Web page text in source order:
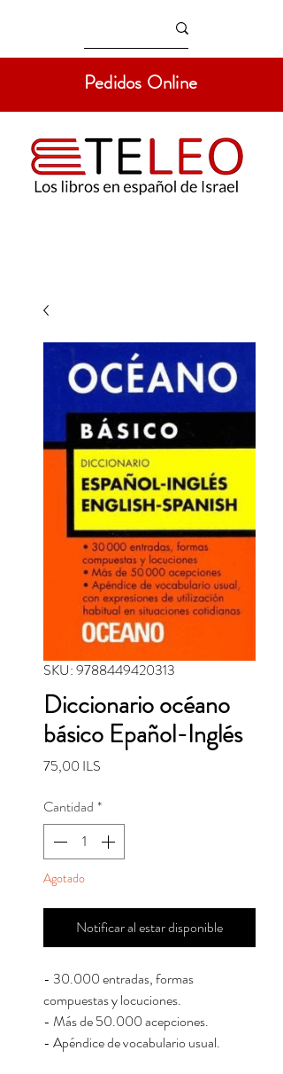
Pedidos Online
SKU: 9788449420313
Diccionario océano
básico Epañol-Inglés
75,00 ILS
Cantidad *
Agotado
Notificar al estar disponible
- 30.000 entradas, formas
compuestas y locuciones.
- Más de 50.000 acepciones.
- Apéndice de vocabulario usual.